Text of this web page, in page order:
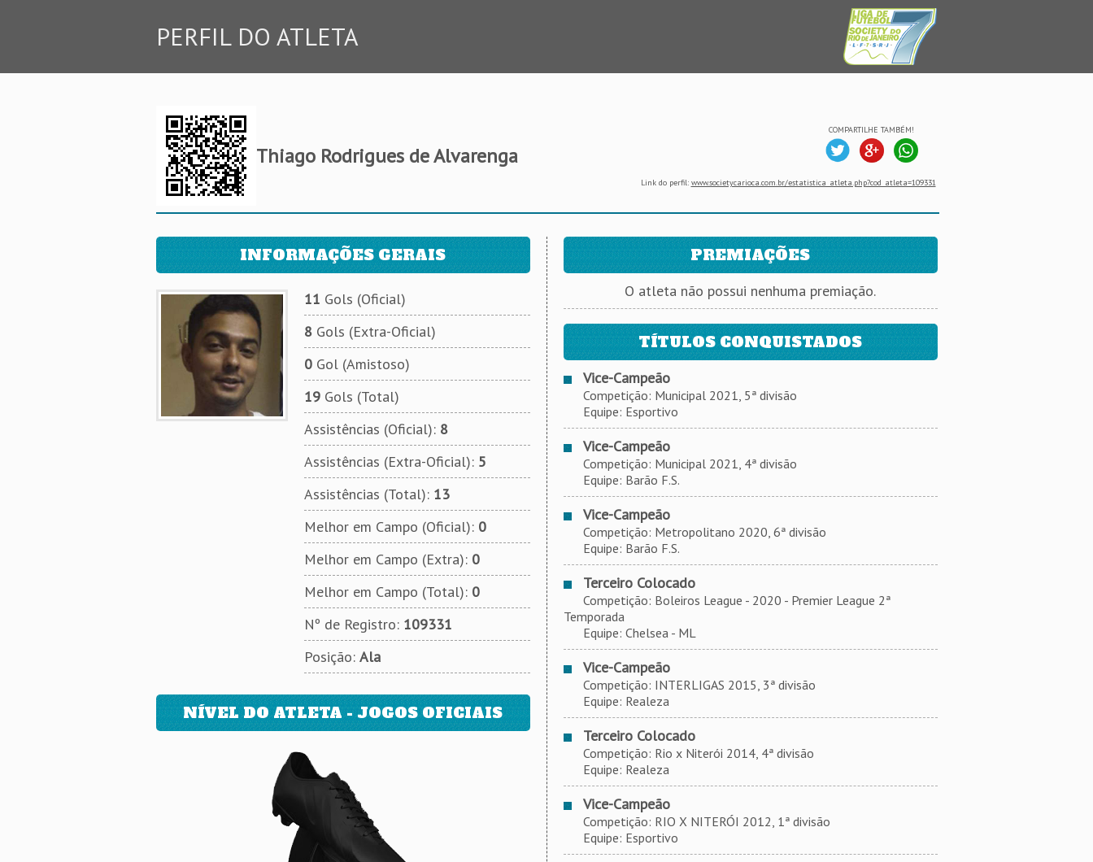
PERFIL DO ATLETA
Thiago Rodrigues de Alvarenga
COMPARTILHE TAMBÉM!
Link do perfil: www.societycarioca.com.br/estatistica_atleta.php?cod_atleta=109331
INFORMAÇÕES GERAIS
11 Gols (Oficial)
8Gols (Extra-Oficial)
0Gol (Amistoso)
19Gols (Total)
Assistências (Oficial): 8
Assistências (Extra-Oficial): 5
Assistências (Total): 13
Melhor em Campo (Oficial): 0
Melhor em Campo (Extra): 0
Melhor em Campo (Total): 0
Nº de Registro: 109331
Posição: Ala
NÍVEL DO ATLETA - JOGOS OFICIAIS
PREMIAÇÕES
O atleta não possui nenhuma premiação.
TÍTULOS CONQUISTADOS
Vice-Campeão
Competição: Municipal 2021, 5ª divisão
Equipe: Esportivo
Vice-Campeão
Competição: Municipal 2021, 4ª divisão
Equipe: Barão F.S.
Vice-Campeão
Competição: Metropolitano 2020, 6ª divisão
Equipe: Barão F.S.
Terceiro Colocado
Competição: Boleiros League - 2020 - Premier League 2ª
Temporada
Equipe: Chelsea - ML
Vice-Campeão
Competição: INTERLIGAS 2015, 3ª divisão
Equipe: Realeza
Terceiro Colocado
Competição: Rio x Niterói 2014, 4ª divisão
Equipe: Realeza
Vice-Campeão
Competição: RIO X NITERÓI 2012, 1ª divisão
Equipe: Esportivo